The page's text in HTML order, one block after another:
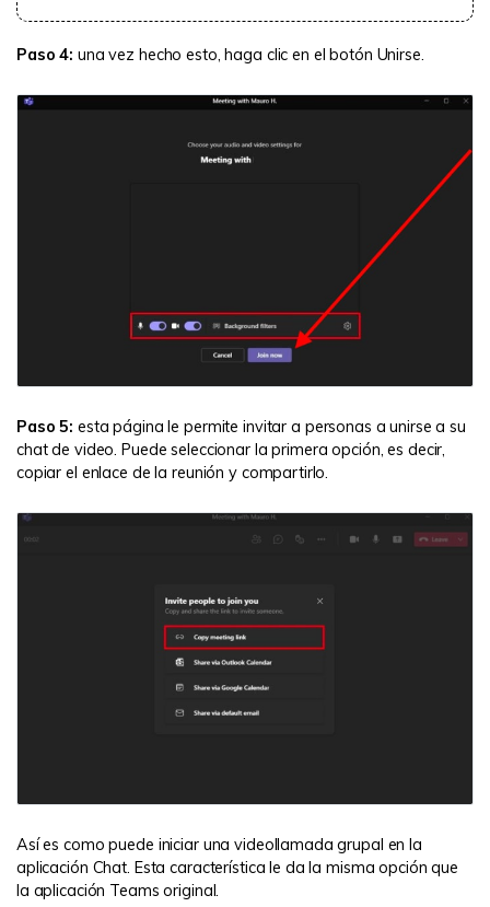
Paso 4: una vez hecho esto, haga clic en el botón Unirse.
Paso 5: esta página le permite invitar a personas a unirse a su
chat de video. Puede seleccionar la primera opción, es decir,
copiar el enlace de la reunión y compartirlo.
Así es como puede iniciar una videollamada grupal en la
aplicación Chat. Esta característica le da la misma opción que
la aplicación Teams original.